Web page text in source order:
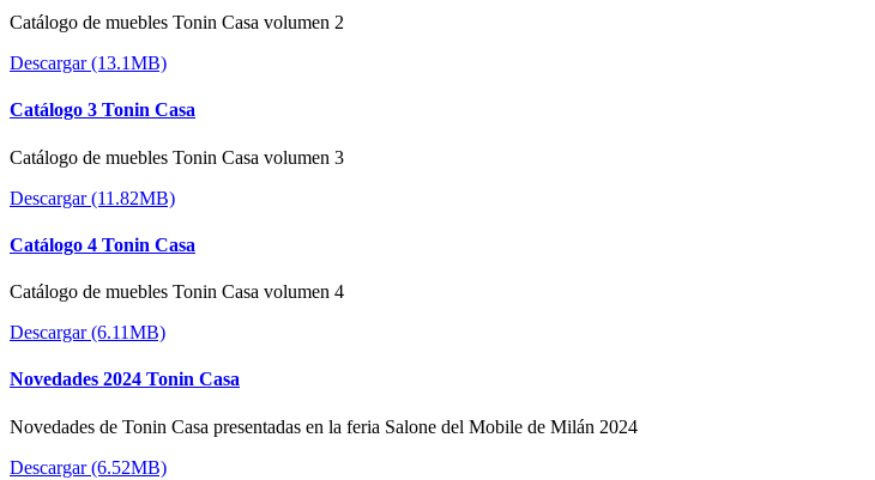
Catálogo de muebles Tonin Casa volumen 2
Descargar (13.1MB)
Catálogo 3 Tonin Casa
Catálogo de muebles Tonin Casa volumen 3
Descargar (11.82MB)
Catálogo 4 Tonin Casa
Catálogo de muebles Tonin Casa volumen 4
Descargar (6.11MB)
Novedades 2024 Tonin Casa
Novedades de Tonin Casa presentadas en la feria Salone del Mobile de Milán 2024
Descargar (6.52MB)